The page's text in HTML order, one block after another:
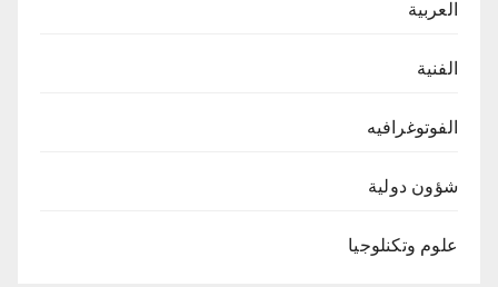
العربية
الفنية
الفوتوغرافيه
شؤون دولية
علوم وتكنلوجيا